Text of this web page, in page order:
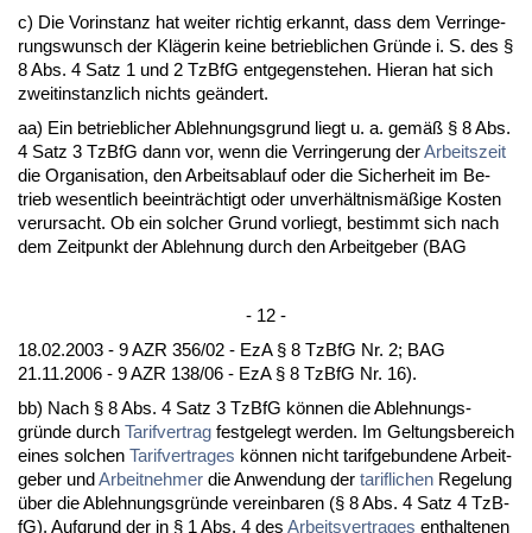
c) Die Vor­in­stanz hat wei­ter rich­tig er­kannt, dass dem Ver­rin­ge­
rungs­wunsch der Kläge­rin kei­ne be­trieb­li­chen Gründe i. S. des §
8 Abs. 4 Satz 1 und 2 Tz­B­fG ent­ge­gen­ste­hen. Hier­an hat sich
zweit­in­stanz­lich nichts geändert.
aa) Ein be­trieb­li­cher Ab­leh­nungs­grund liegt u. a. gemäß § 8 Abs.
4 Satz 3 Tz­B­fG dann vor, wenn die Ver­rin­ge­rung derAr­beits­zeit
die Or­ga­ni­sa­ti­on, den Ar­beits­ab­lauf oder die Si­cher­heit im Be­
trieb we­sent­lich be­ein­träch­tigt oder un­verhält­nismäßige Kos­ten
ver­ur­sacht. Ob ein sol­cher Grund vor­liegt, be­stimmt sich nach
dem Zeit­punkt der Ab­leh­nung durch den Ar­beit­ge­ber (BAG
- 12 -
18.02.2003 - 9 AZR 356/02 - EzA § 8 Tz­B­fG Nr. 2; BAG
21.11.2006 - 9 AZR 138/06 - EzA § 8 Tz­B­fG Nr. 16).
bb) Nach § 8 Abs. 4 Satz 3 Tz­B­fG können die Ab­leh­nungs­
gründe durch Ta­rif­ver­trag fest­ge­legt wer­den. Im Gel­tungs­be­reich
ei­nes sol­chen Ta­rif­ver­tra­ges können nicht ta­rif­ge­bun­de­ne Ar­beit­
ge­ber undAr­beit­neh­mer die An­wen­dung der ta­rif­li­chen Re­ge­lung
über die Ab­leh­nungs­gründe ver­ein­ba­ren (§ 8 Abs. 4 Satz 4 Tz­B­
fG). Auf­grund der in § 1 Abs. 4 des Ar­beits­ver­tra­ges ent­hal­te­nen